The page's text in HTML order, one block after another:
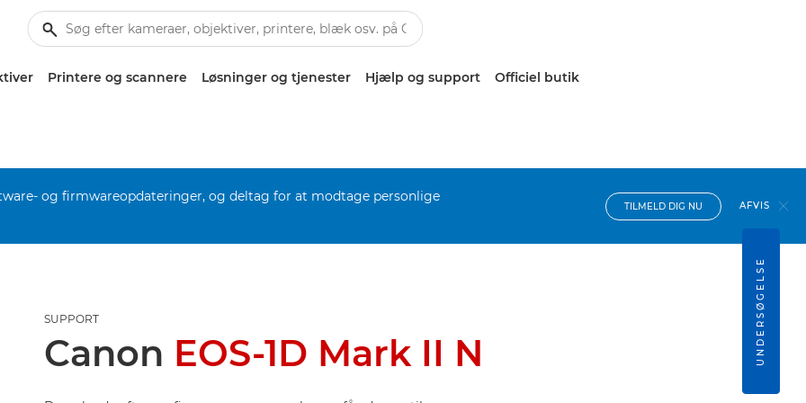
Printere og scannere Løsninger og tjenester Hjælp og support Officiel butik
og firmwareopdateringer, og deltag for at modtage personlige
TILMELD DIG NU AFVIS
SUPPORT
Canon EOS-1D Mark II N UNDERSØGELSE